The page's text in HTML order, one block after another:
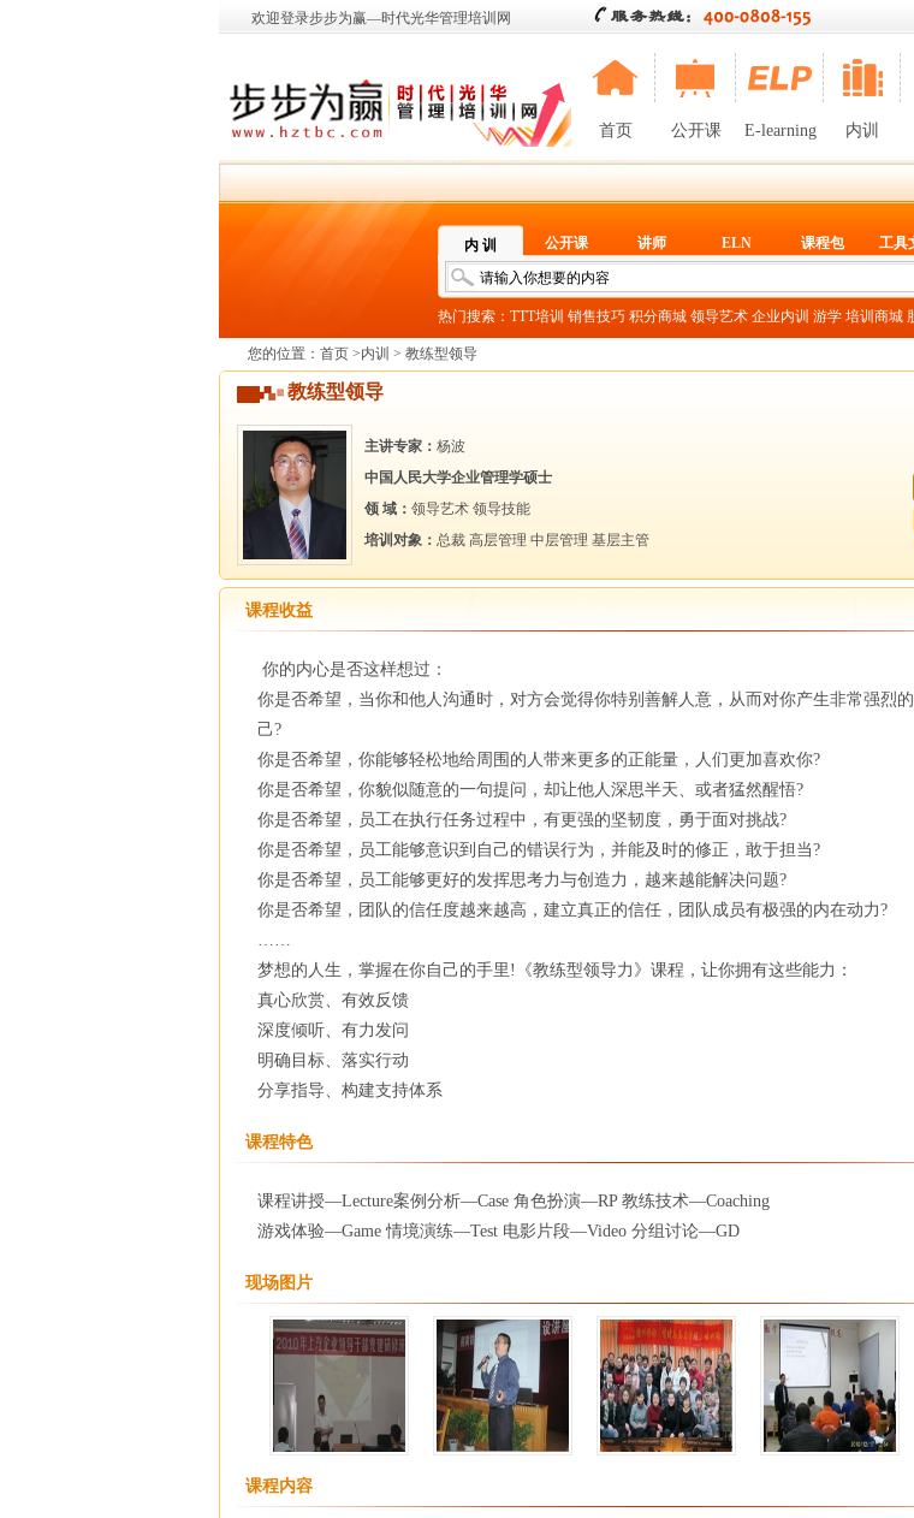
欢迎登录步步为赢—时代光华管理培训网
首页 公开课 E-learning 内训
内 训 公开课 讲师 ELN 课程包 工具
热门搜索： TTT培训 销售技巧 积分商城 领导艺术 企业内训 游学 培训商城
您的位置： 首页 >内训 > 教练型领导
教练型领导
主讲专家： 杨波
中国人民大学企业管理学硕士
领 域： 领导艺术 领导技能
培训对象： 总裁 高层管理 中层管理 基层主管
课程收益
你的内心是否这样想过：
你是否希望，当你和他人沟通时，对方会觉得你特别善解人意，从而对你产生非常强烈
己?
你是否希望，你能够轻松地给周围的人带来更多的正能量，人们更加喜欢你?
你是否希望，你貌似随意的一句提问，却让他人深思半天、或者猛然醒悟?
你是否希望，员工在执行任务过程中，有更强的坚韧度，勇于面对挑战?
你是否希望，员工能够意识到自己的错误行为，并能及时的修正，敢于担当?
你是否希望，员工能够更好的发挥思考力与创造力，越来越能解决问题?
你是否希望，团队的信任度越来越高，建立真正的信任，团队成员有极强的内在动力?
……
梦想的人生，掌握在你自己的手里!《教练型领导力》课程，让你拥有这些能力：
真心欣赏、有效反馈
深度倾听、有力发问
明确目标、落实行动
分享指导、构建支持体系
课程特色
课程讲授—Lecture案例分析—Case 角色扮演—RP 教练技术—Coaching
游戏体验—Game 情境演练—Test 电影片段—Video 分组讨论—GD
现场图片
课程内容